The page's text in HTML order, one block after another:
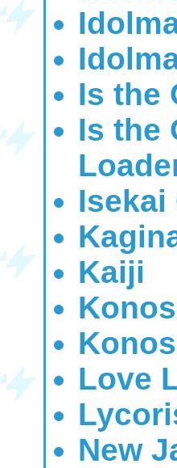
Is the
Is the
Isekai
Kaiji
Love
New